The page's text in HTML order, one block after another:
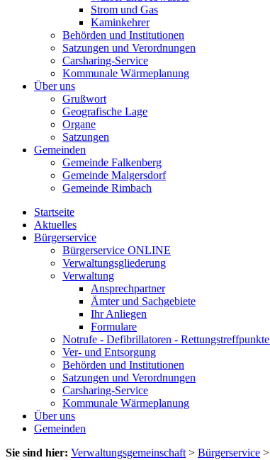
Strom und Gas
Kaminkehrer
Behörden und Institutionen
Satzungen und Verordnungen
Carsharing-Service
Kommunale Wärmeplanung
Über uns
Grußwort
Geografische Lage
Organe
Satzungen
Gemeinden
Gemeinde Falkenberg
Gemeinde Malgersdorf
Gemeinde Rimbach
Startseite
Aktuelles
Bürgerservice
Bürgerservice ONLINE
Verwaltungsgliederung
Verwaltung
Ansprechpartner
Ämter und Sachgebiete
Ihr Anliegen
Formulare
Notrufe - Defibrillatoren -
Ver- und Entsorgung
Behörden und Institutionen
Satzungen und Verordnungen
Carsharing-Service
Kommunale Wärmeplanung
Über uns
Gemeinden
Sie sind hier: Verwaltungsgemeinschaft > Bürgerservice >